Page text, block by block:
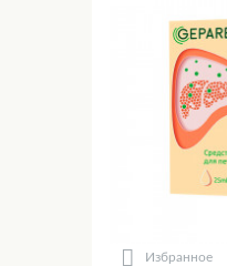
Избранное